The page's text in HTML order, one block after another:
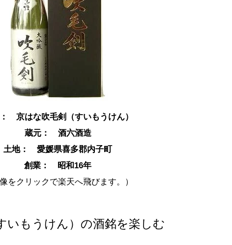
京はな吹毛剣（すいもうけん）
蔵元： 酒六酒造
土地： 愛媛県喜多郡内子町
創業： 昭和16年
像をクリックで楽天へ飛びます。）
いもうけん）の酒銘を楽しむ